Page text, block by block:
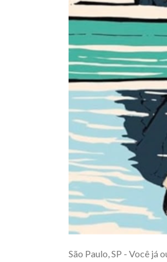
São Paulo, SP - Você já